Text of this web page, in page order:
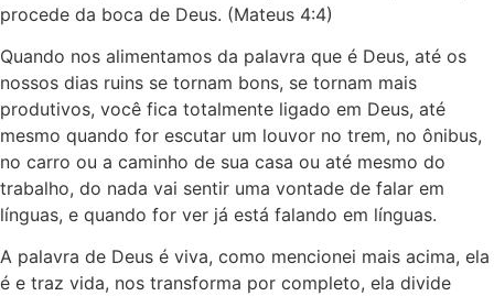
procede da boca de Deus. (Mateus 4:4)
Quando nos alimentamos da palavra que é Deus, até os
nossos dias ruins se tornam bons, se tornam mais
produtivos, você fica totalmente ligado em Deus, até
mesmo quando for escutar um louvor no trem, no ônibus,
no carro ou a caminho de sua casa ou até mesmo do
trabalho, do nada vai sentir uma vontade de falar em
línguas, e quando for ver já está falando em línguas.
A palavra de Deus é viva, como mencionei mais acima, ela
é e traz vida, nos transforma por completo, ela divide